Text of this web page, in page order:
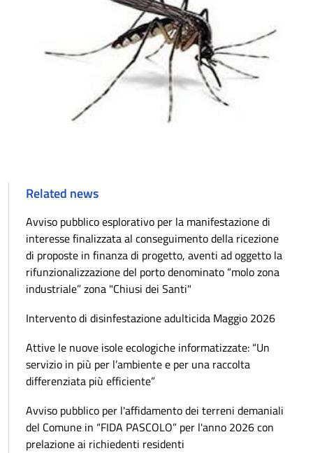
Related news
Avviso pubblico esplorativo per la manifestazione di
interesse finalizzata al conseguimento della ricezione
di proposte in finanza di progetto, aventi ad oggetto la
rifunzionalizzazione del porto denominato “molo zona
industriale” zona "Chiusi dei Santi"
Intervento di disinfestazione adulticida Maggio 2026
Attive le nuove isole ecologiche informatizzate: “Un
servizio in più per l’ambiente e per una raccolta
differenziata più efficiente”
Avviso pubblico per l'affidamento dei terreni demaniali
del Comune in “FIDA PASCOLO” per l'anno 2026 con
prelazione ai richiedenti residenti